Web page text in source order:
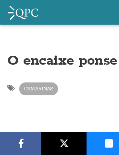
O encaixe
CAMARIÑAS